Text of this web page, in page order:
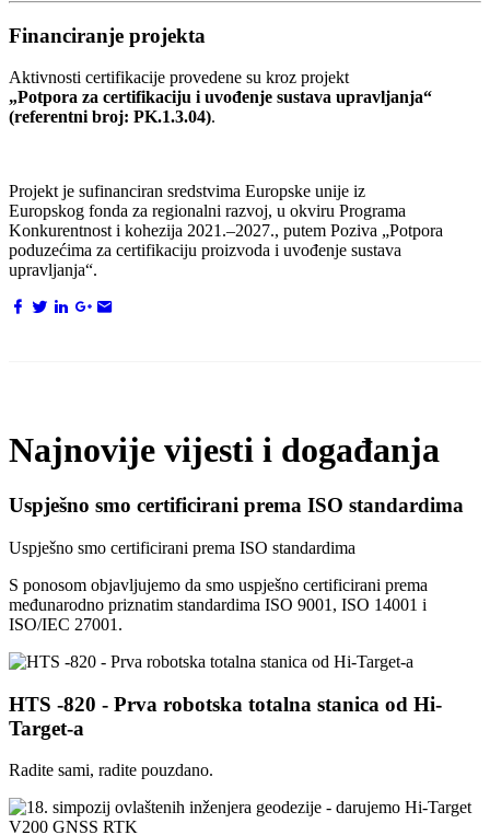
Financiranje projekta
Aktivnosti certifikacije provedene su kroz projekt
„Potpora za certifikaciju i uvođenje sustava upravljanja“
(referentni broj: PK.1.3.04).
Projekt je sufinanciran sredstvima Europske unije iz
Europskog fonda za regionalni razvoj, u okviru Programa
Konkurentnost i kohezija 2021.–2027., putem Poziva „Potpora
poduzećima za certifikaciju proizvoda i uvođenje sustava
upravljanja“.
Najnovije vijesti i događanja
Uspješno smo certificirani prema ISO standardima
Uspješno smo certificirani prema ISO standardima
S ponosom objavljujemo da smo uspješno certificirani prema
međunarodno priznatim standardima ISO 9001, ISO 14001 i
ISO/IEC 27001.
HTS -820 - Prva robotska totalna stanica od Hi-
Target-a
Radite sami, radite pouzdano.